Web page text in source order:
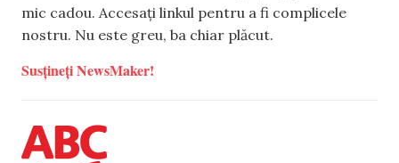
mic cadou. Accesați linkul pentru a fi complicele
nostru. Nu este greu, ba chiar plăcut.
Susțineți NewsMaker!